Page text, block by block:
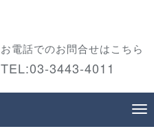
お電話でのお問合せはこちら
TEL:03-3443-4011